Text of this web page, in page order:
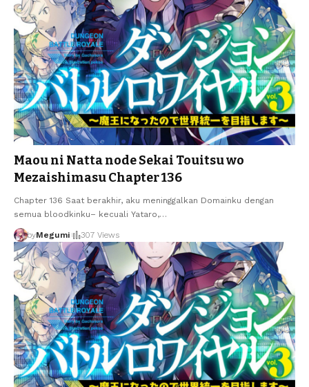
Maou ni Natta node Sekai Touitsu wo
Mezaishimasu Chapter 136
Chapter 136 Saat berakhir, aku meninggalkan Domainku dengan
semua bloodkinku– kecuali Yataro,…
byMegumi 307 Views